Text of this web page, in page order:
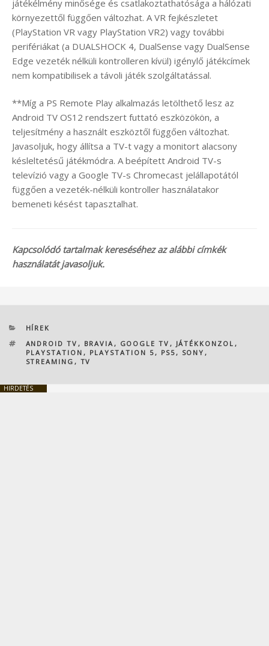
játékélmény minősége és csatlakoztathatósága a hálózati
környezettől függően változhat. A VR fejkészletet
(PlayStation VR vagy PlayStation VR2) vagy további
perifériákat (a DUALSHOCK 4, DualSense vagy DualSense
Edge vezeték nélküli kontrolleren kívül) igénylő játékcímek
nem kompatibilisek a távoli játék szolgáltatással.
**Míg a PS Remote Play alkalmazás letölthető lesz az
Android TV OS12 rendszert futtató eszközökön, a
teljesítmény a használt eszköztől függően változhat.
Javasoljuk, hogy állítsa a TV-t vagy a monitort alacsony
késleltetésű játékmódra. A beépített Android TV-s
televízió vagy a Google TV-s Chromecast jelállapotától
függően a vezeték-nélküli kontroller használatakor
bemeneti késést tapasztalhat.
Kapcsolódó tartalmak kereséséhez az alábbi címkék
használatát javasoljuk.
KATEGÓRIÁK
HÍREK
CÍMKÉK
ANDROID TV , BRAVIA , GOOGLE TV , JÁTÉKKONZOL ,
PLAYSTATION , PLAYSTATION 5 , PS5 , SONY ,
STREAMING , TV
HIRDETÉS